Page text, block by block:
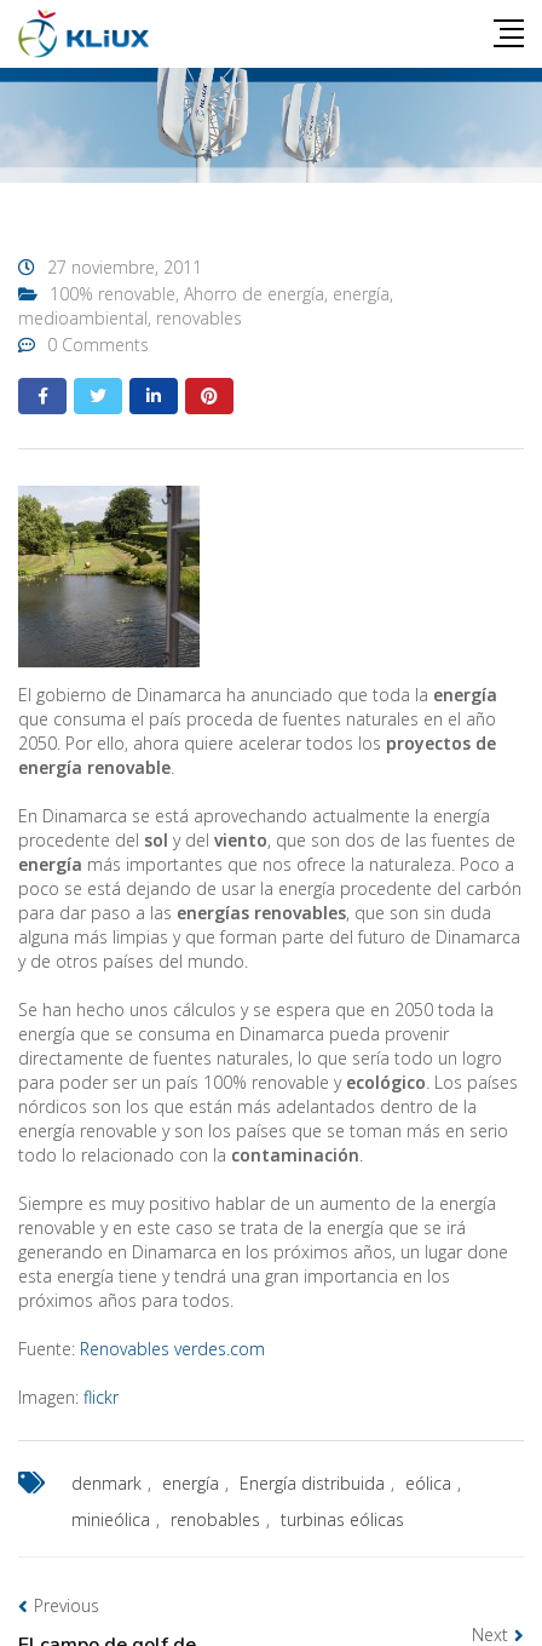
27 noviembre, 2011
100% renovable, Ahorro de energía, energía,
medioambiental, renovables
0 Comments
El gobierno de Dinamarca ha anunciado que toda la energía
que consuma el país proceda de fuentes naturales en el año
2050. Por ello, ahora quiere acelerar todos los proyectos de
energía renovable.
En Dinamarca se está aprovechando actualmente la energía
procedente del sol y del viento, que son dos de las fuentes de
energía más importantes que nos ofrece la naturaleza. Poco a
poco se está dejando de usar la energía procedente del carbón
para dar paso a las energías renovables, que son sin duda
alguna más limpias y que forman parte del futuro de Dinamarca
y de otros países del mundo.
Se han hecho unos cálculos y se espera que en 2050 toda la
energía que se consuma en Dinamarca pueda provenir
directamente de fuentes naturales, lo que sería todo un logro
para poder ser un país 100% renovable y ecológico. Los países
nórdicos son los que están más adelantados dentro de la
energía renovable y son los países que se toman más en serio
todo lo relacionado con la contaminación.
Siempre es muy positivo hablar de un aumento de la energía
renovable y en este caso se trata de la energía que se irá
generando en Dinamarca en los próximos años, un lugar done
esta energía tiene y tendrá una gran importancia en los
próximos años para todos.
Fuente: Renovables verdes.com
Imagen: flickr
denmark , energía , Energía distribuida , eólica ,
minieólica , renobables , turbinas eólicas
Previous
Next